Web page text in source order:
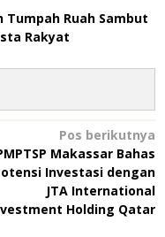
Ruah Sambut
Rakyat
Pos berikutnya
Makassar Bahas
Investasi dengan
JTA International
Holding Qatar